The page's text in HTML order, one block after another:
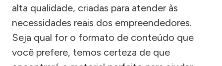
alta qualidade, criadas para atender às
necessidades reais dos empreendedores.
Seja qual for o formato de conteúdo que
você prefere, temos certeza de que